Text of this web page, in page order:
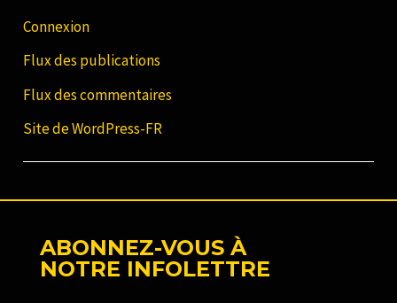
Connexion
Flux des publications
Flux des commentaires
Site de WordPress-FR
ABONNEZ-VOUS À
NOTRE INFOLETTRE